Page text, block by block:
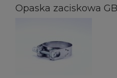
Opaska zaciskowa